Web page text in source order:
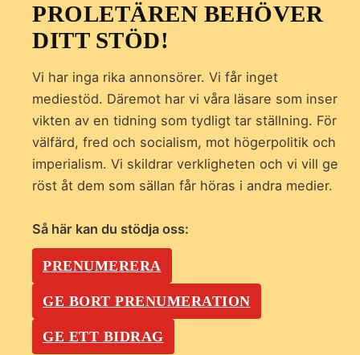
PROLETÄREN BEHÖVER
DITT STÖD!
Vi har inga rika annonsörer. Vi får inget
mediestöd. Däremot har vi våra läsare som inser
vikten av en tidning som tydligt tar ställning. För
välfärd, fred och socialism, mot högerpolitik och
imperialism. Vi skildrar verkligheten och vi vill ge
röst åt dem som sällan får höras i andra medier.
Så här kan du stödja oss:
PRENUMERERA
GE BORT PRENUMERATION
GE ETT BIDRAG